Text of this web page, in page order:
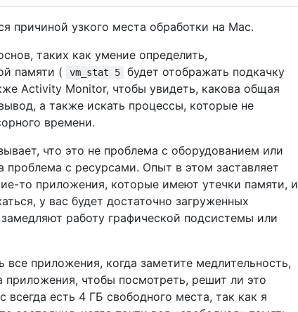
причиной узкого места обработки на Mac.
таких как умение определить,
памяти (
vm_stat 5
будет отображать подкачку
Activity Monitor, чтобы увидеть, какова общая
а также искать процессы, которые не
времени.
что это не проблема с оборудованием или
проблема с ресурсами. Опыт в этом заставляет
то приложения, которые имеют утечки памяти, и
у вас будет достаточно загруженных
работу графической подсистемы или
приложения, когда заметите медлительность,
приложения, чтобы посмотреть, решит ли это
есть 4 ГБ свободного места, так как я